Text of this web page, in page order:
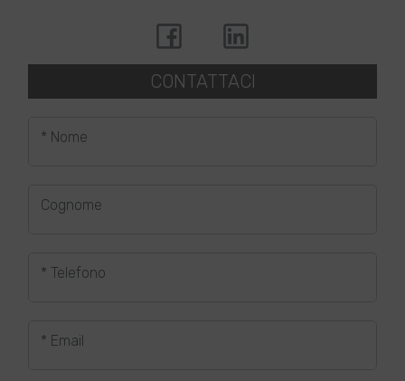
CONTATTACI
* Nome
Cognome
* Telefono
* Email